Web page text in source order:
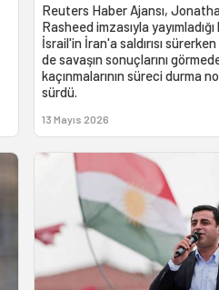
Reuters Haber Ajansı,
Rasheed imzasıyla
İsrail'in İran'a saldırısı
de savaşın sonuçlarını
kaçınmalarının süreci durma
sürdü.
13 Mayıs 2026